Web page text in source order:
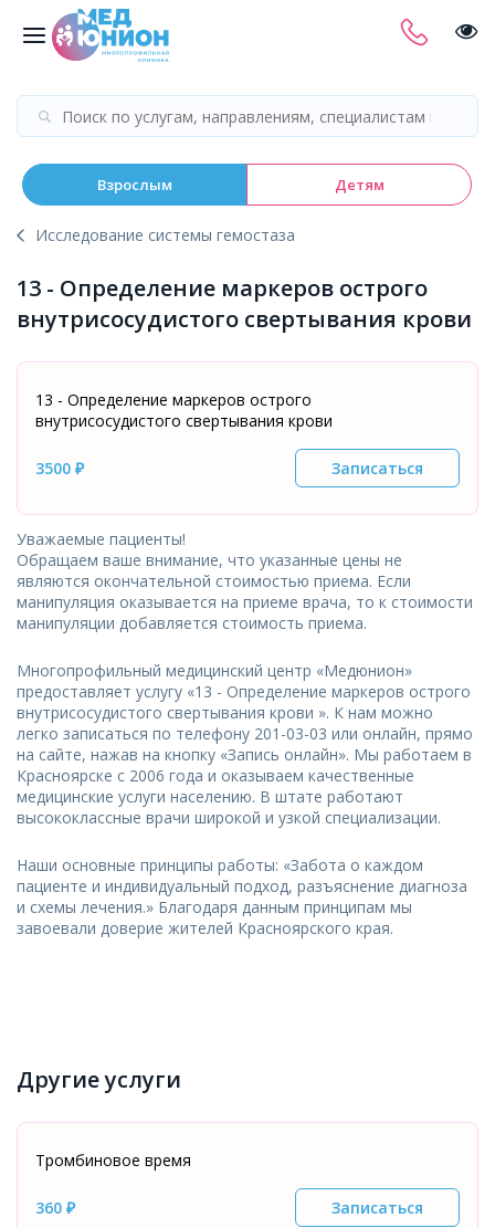
Взрослым Детям
Исследование системы гемостаза
13 - Определение маркеров острого
внутрисосудистого свертывания крови
13 - Определение маркеров острого
внутрисосудистого свертывания крови
3500 ₽ Записаться
Уважаемые пациенты!
Обращаем ваше внимание, что указанные цены не
являются окончательной стоимостью приема. Если
манипуляция оказывается на приеме врача, то к стоимости
манипуляции добавляется стоимость приема.
Многопрофильный медицинский центр «Медюнион»
предоставляет услугу «13 - Определение маркеров острого
внутрисосудистого свертывания крови ». К нам можно
легко записаться по телефону 201-03-03 или онлайн, прямо
на сайте, нажав на кнопку «Запись онлайн». Мы работаем в
Красноярске с 2006 года и оказываем качественные
медицинские услуги населению. В штате работают
высококлассные врачи широкой и узкой специализации.
Наши основные принципы работы: «Забота о каждом
пациенте и индивидуальный подход, разъяснение диагноза
и схемы лечения.» Благодаря данным принципам мы
завоевали доверие жителей Красноярского края.
Другие услуги
Тромбиновое время
360 ₽ Записаться